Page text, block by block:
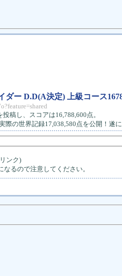
ダー D.D(A決定) 上級コース
稿し、スコアは16,788,600点。
際の世界記録17,038,580点を公開！遂
ンク)
るので注意してください。